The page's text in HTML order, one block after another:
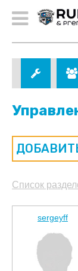
Список
sergeyff